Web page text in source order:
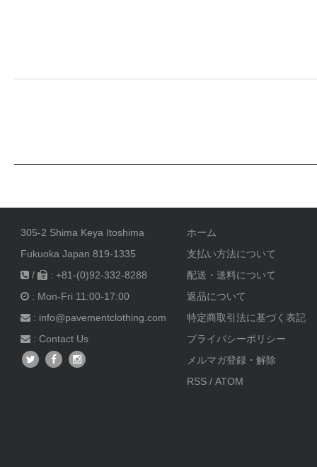
305-2 Shima Keya Itoshima
Fukuoka Japan 819-1335
/
: +81-(0)92-332-8288
: Mon-Fri 11:00-17:00
: info@pavementclothing.com
: Contact Us
ホーム
支払い方法について
配送・送料について
返品について
特定商取引法に基づく表記
プライバシーポリシー
メルマガ登録・解除
RSS /ATOM